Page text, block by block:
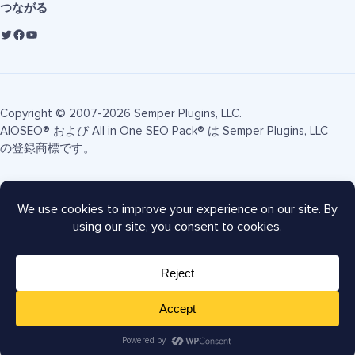
つながる
Copyright © 2007-2026 Semper Plugins, LLC.
AIOSEO® および All in One SEO Pack® は Semper Plugins, LLC
の登録商標です。
利用規約
AIOSEOクーポン